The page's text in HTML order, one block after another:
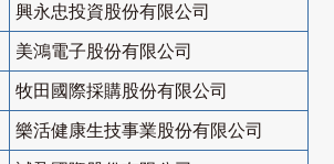
興永忠投資股份有限公司
美鴻電子股份有限公司
牧田國際採購股份有限公司
樂活健康生技事業股份有限公司